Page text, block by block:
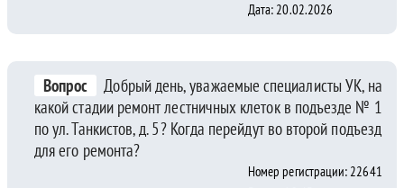
Дата: 20.02.2026
Вопрос
Добрый день, уважаемые специалисты УК, на
какой стадии ремонт лестничных клеток в подъезде № 1
по ул. Танкистов, д. 5? Когда перейдут во второй подъезд
для его ремонта?
Номер регистрации: 22641